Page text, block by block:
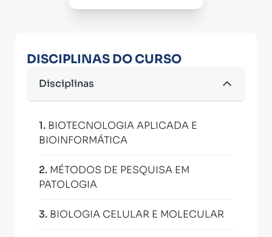
DISCIPLINAS DO CURSO
Disciplinas
1. BIOTECNOLOGIA APLICADA E
BIOINFORMÁTICA
2. MÉTODOS DE PESQUISA EM
PATOLOGIA
3. BIOLOGIA CELULAR E MOLECULAR